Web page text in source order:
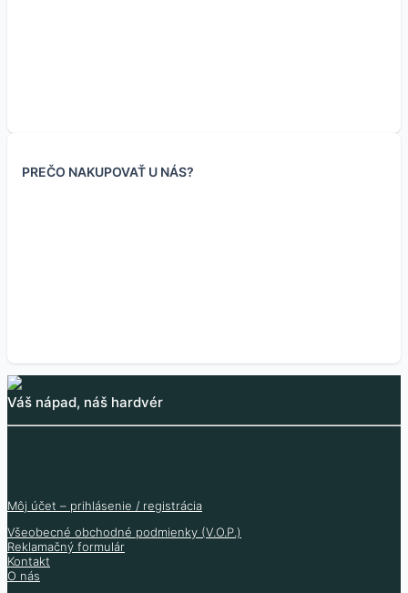
JFET, 3 MHz
PREČO NAKUPOVAŤ U NÁS?
Váš nápad, náš hardvér
Môj účet – prihlásenie / registrácia
Všeobecné obchodné podmienky (V.O.P.)
Reklamačný formulár
Kontakt
O nás